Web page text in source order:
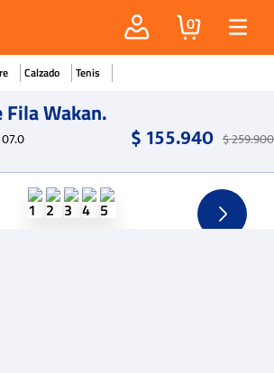
0
Calzado Tenis
Wakan.
$155.940 $259.900